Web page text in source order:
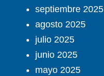
septiembre 2025
agosto 2025
julio 2025
junio 2025
mayo 2025